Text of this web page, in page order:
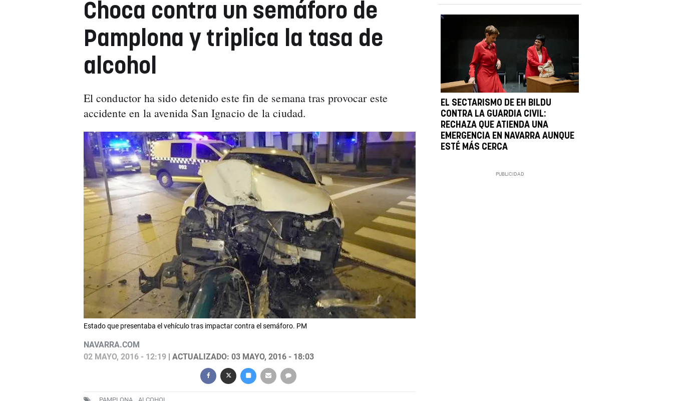
Choca contra un semáforo de
Pamplona y triplica la tasa de
alcohol
El conductor ha sido detenido este fin de semana tras provocar este
accidente en la avenida San Ignacio de la ciudad.
Estado que presentaba el vehículo tras impactar contra el semáforo. PM
NAVARRA.COM
02 MAYO, 2016 - 12:19| ACTUALIZADO: 03 MAYO, 2016 - 18:03
EL SECTARISMO DE EH BILDU
CONTRA LA GUARDIA CIVIL:
RECHAZA QUE ATIENDA UNA
EMERGENCIA EN NAVARRA AUNQUE
ESTÉ MÁS CERCA